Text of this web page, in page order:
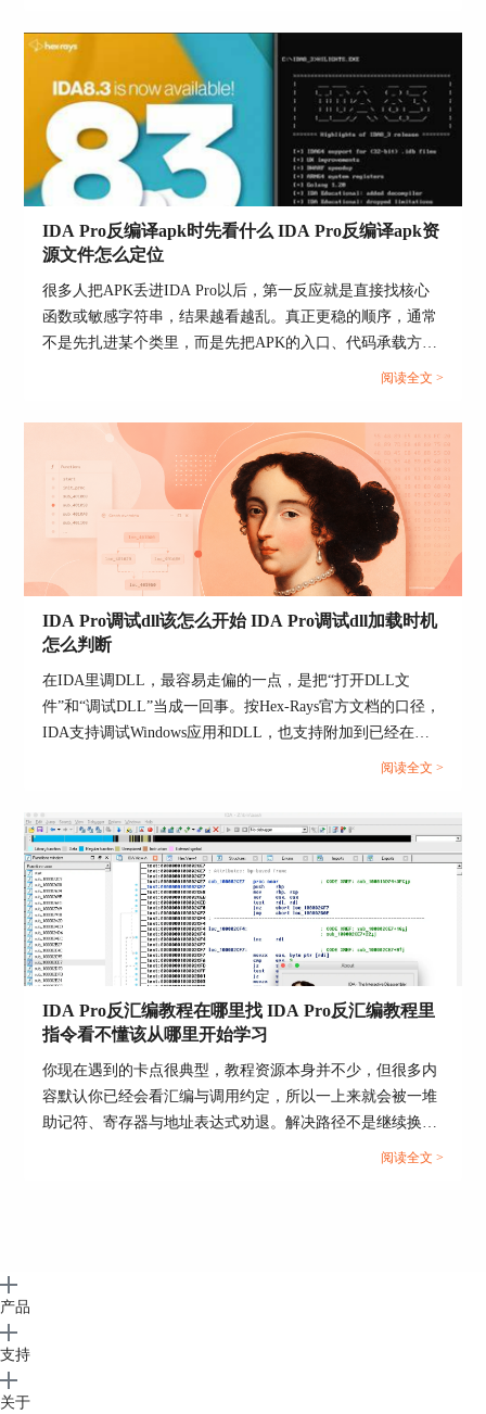
三、IDA Pro bin文件加载后怎么校对
bin文件真正难的，不是装进去，而是装进去以后
怎么确认自己没有走偏。更稳的检查顺序，是先看
处理器选得对不对，再看基址是不是和目标平台一
致，最后再看当前区域有没有被正确转成代码。因
为Hex-Rays官方已经说明，raw binary天生缺少处
理器和装载信息，所以这些前置项只要错一个，后
面的函数识别和伪代码就会跟着偏。
如果一打开就是大量明显不合理的指令，优先怀疑
处理器架构选错了，而不是先怀疑样本损坏。因为
官方博客提到，固件通常从较低地址开始，或者通
过向量表指向代码，所以装载后要优先看这些位置
是不是像真正的入口区，而不是一上来就随机点函
数。
3、然后看代码区能不能连续成函数
如果你把一段区域转成代码以后，交叉引用、流程
和函数边界都能逐步连起来，通常说明处理器和基
址大方向没有偏；反过来，如果转出来的代码始终
4、最后再去看伪代码
伪代码是建立在前面反汇编和函数识别基础上的，
所以它更适合放在最后做结果确认，而不是放在最
通常会稳定很多。
整体重定位去修也来得及。把加载、定址和转代码
多。
出来了，它主要是改进了一下V850反编译器，顺带修了一些
别的问题。如果是头一回装IDA，那优先去看9.3系列的教程
会更合适；要是手上还在维护一些比较老的工程，那就应该
根据机器上实际装的版本来找对应的资料，这样才不容易对
不上号。...
IDA Pro反编译apk时先看什么 IDA Pro反编译apk资
源文件怎么定位
很多人把APK丢进IDA Pro以后，第一反应就是直接找核心
函数或敏感字符串，结果越看越乱。真正更稳的顺序，通常
不是先扎进某个类里，而是先把APK的入口、代码承载方式
和资源结构摸清。Hex-Rays官方文档已经说明，IDA既可以
`APK`loader，IDA会加载所有`classes*.dex`，而如果用`ZIP`
方式，则只是从APK里提取某一个dex来看。Android官方资
料则明确了APK里常见关键文件的位置，比如根目录下的
`AndroidManifest.xml`、`classes.dex`和`resources.arsc`。这也
意味着，先看什么、资源去哪里找，本来就是两条线。...
阅读全文 >
IDA Pro调试dll该怎么开始 IDA Pro调试dll加载时机
怎么判断
在IDA里调DLL，最容易走偏的一点，是把“打开DLL文
件”和“调试DLL”当成一回事。按Hex-Rays官方文档的口径，
IDA支持调试Windows应用和DLL，也支持附加到已经在运
行的进程；调试前还需要在【Debugger】里的【Process
径。与此同时，调试期里还有专门的【Module list】窗口，
用来显示当前进程已经加载的所有模块。也就是说，调DLL
的核心不是单独把DLL跑起来，而是先找到会加载它的宿主
进程，再让IDA把“当前IDB对应的模块”和“运行中的模块实
例”对上。...
阅读全文 >
IDA Pro反汇编教程在哪里找 IDA Pro反汇编教程里
指令看不懂该从哪里开始学习
你现在遇到的卡点很典型，教程资源本身并不少，但很多内
容默认你已经会看汇编与调用约定，所以一上来就会被一堆
助记符、寄存器与地址表达式劝退。解决路径不是继续换教
程，而是先把资源来源固定，再用一套从指令到函数到程序
阅读全文 >
产品
支持
关于